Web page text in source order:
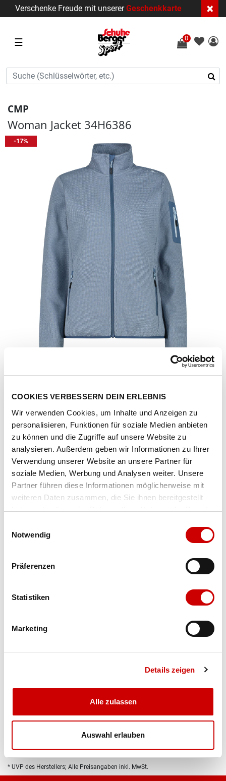
COOKIES VERBESSERN DEIN ERLEBNIS
Wir verwenden Cookies, um Inhalte und Anzeigen zu
personalisieren, Funktionen für soziale Medien anbieten
zu können und die Zugriffe auf unsere Website zu
analysieren. Außerdem geben wir Informationen zu Ihrer
Verwendung unserer Website an unsere Partner für
soziale Medien, Werbung und Analysen weiter. Unsere
Partner führen diese Informationen möglicherweise mit
weiteren Daten zusammen, die Sie ihnen bereitgestellt
haben oder die sie im Rahmen Ihrer Nutzung der Dienste
Notwendig
Präferenzen
Statistiken
Marketing
Details zeigen
Alle zulassen
Auswahl erlauben
Verschenke Freude mit unsererGeschenkkarte ×
☰ 0
CMP
Woman Jacket 34H6386
-17%
Artikel-Nr.34H6386-space-sky-blue
Farbe space/sky blue
IN DEN WARENKORB
Bis 17:00 Uhr bestellen: morgen geliefert - ab CHF 50.00
Produktbeschreibung
* UVP des Herstellers; Alle Preisangaben inkl. MwSt.